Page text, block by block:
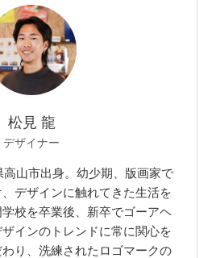
松見 龍
デザイナー
高山市出身。幼少期、版画家で
デザインに触れてきた生活を
校を卒業後、新卒でゴーアヘ
インのトレンドに常に関心を
り、洗練されたロゴマークの